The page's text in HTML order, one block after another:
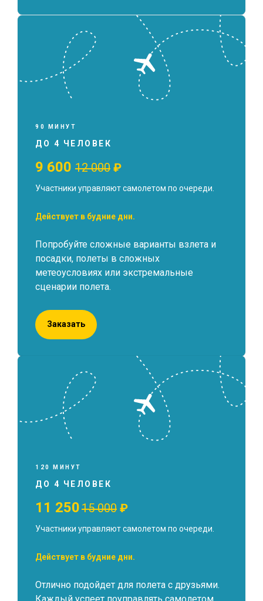
90 МИНУТ
ДО 4 ЧЕЛОВЕК
9 600 12 000 ₽
Участники управляют самолетом по очереди.
Действует в будние дни.
Попробуйте сложные варианты взлета и
посадки, полеты в сложных
метеоусловиях или экстремальные
сценарии полета.
Заказать
120 МИНУТ
ДО 4 ЧЕЛОВЕК
11 25015 000 ₽
Участники управляют самолетом по очереди.
Действует в будние дни.
Отлично подойдет для полета с друзьями.